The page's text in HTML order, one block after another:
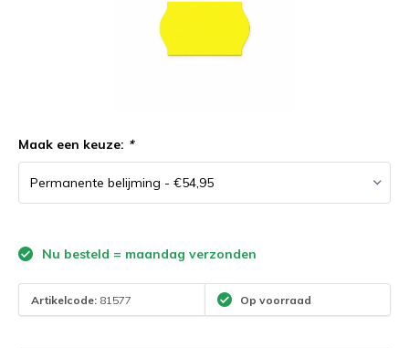
Maak een keuze: *
Nu besteld = maandag verzonden
Artikelcode: 81577 Op voorraad